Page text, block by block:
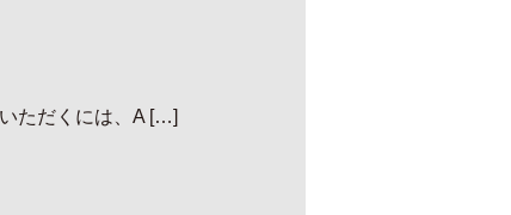
ただくには、A […]